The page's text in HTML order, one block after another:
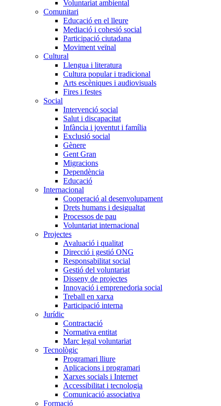
Voluntariat ambiental
Comunitari
Educació en el lleure
Mediació i cohesió social
Participació ciutadana
Moviment veïnal
Cultural
Llengua i literatura
Cultura popular i tradicional
Arts escèniques i audiovisuals
Fires i festes
Social
Intervenció social
Salut i discapacitat
Infància i joventut i família
Exclusió social
Gènere
Gent Gran
Migracions
Dependència
Educació
Internacional
Cooperació al desenvolupament
Drets humans i desigualtat
Processos de pau
Voluntariat internacional
Projectes
Avaluació i qualitat
Direcció i gestió ONG
Responsabilitat social
Gestió del voluntariat
Disseny de projectes
Innovació i emprenedoria social
Treball en xarxa
Participació interna
Jurídic
Contractació
Normativa entitat
Marc legal voluntariat
Tecnològic
Programari lliure
Aplicacions i programari
Xarxes socials i Internet
Accessibilitat i tecnologia
Comunicació associativa
Formació